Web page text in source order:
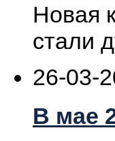
Новая
стали
26-03-
В мае